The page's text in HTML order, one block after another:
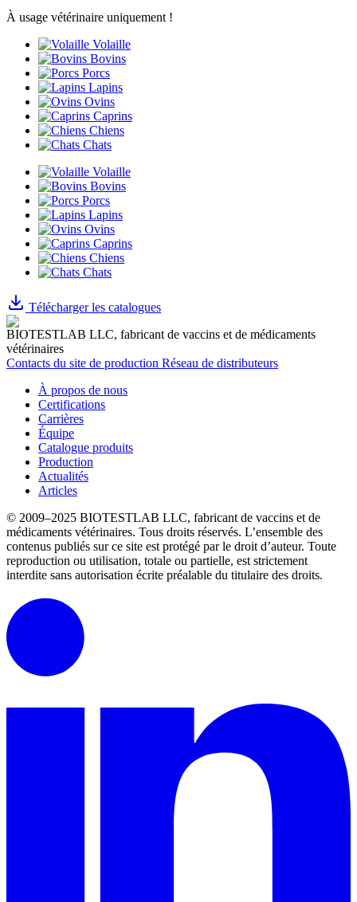
À usage vétérinaire uniquement !
Volaille
Bovins
Porcs
Lapins
Ovins
Caprins
Chiens
Chats
Volaille
Bovins
Porcs
Lapins
Ovins
Caprins
Chiens
Chats
Télécharger les catalogues
BIOTESTLAB LLC, fabricant de vaccins et de médicaments
vétérinaires
Contacts du site de production Réseau de distributeurs
À propos de nous
Certifications
Carrières
Équipe
Catalogue produits
Production
Actualités
Articles
© 2009–2025 BIOTESTLAB LLC, fabricant de vaccins et de
médicaments vétérinaires. Tous droits réservés. L’ensemble des
contenus publiés sur ce site est protégé par le droit d’auteur. Toute
reproduction ou utilisation, totale ou partielle, est strictement
interdite sans autorisation écrite préalable du titulaire des droits.